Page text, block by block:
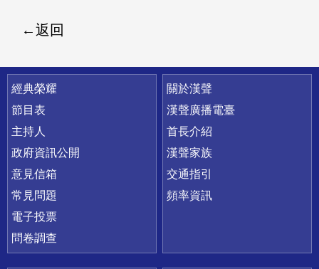
返回
快速連結
經典榮耀
節目表
主持人
政府資訊公開
意見信箱
常見問題
電子投票
問卷調查
關於漢聲
漢聲廣播電臺
首長介紹
漢聲家族
交通指引
頻率資訊